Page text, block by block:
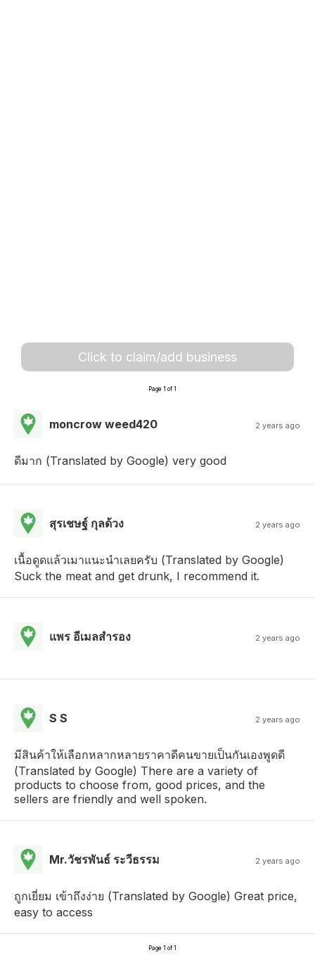
Click to claim/add business
Page 1 of 1
moncrow weed420 2 years ago
ดีมาก (Translated by Google) very good
สุรเชษฐ์ กุลด้วง 2 years ago
เนื้อดูดแล้วเมาแนะนําเลยครับ (Translated by Google)
Suck the meat and get drunk, I recommend it.
แพร อีเมลสํารอง 2 years ago
S S 2 years ago
มีสินค้าให้เลือกหลากหลายราคาดีคนขายเป็นกันเองพูดดี
(Translated by Google) There are a variety of
products to choose from, good prices, and the
sellers are friendly and well spoken.
Mr.วัชรพันธ์ ระวีธรรม 2 years ago
ถูกเยี่ยม เข้าถึงง่าย (Translated by Google) Great price,
easy to access
Page 1 of 1